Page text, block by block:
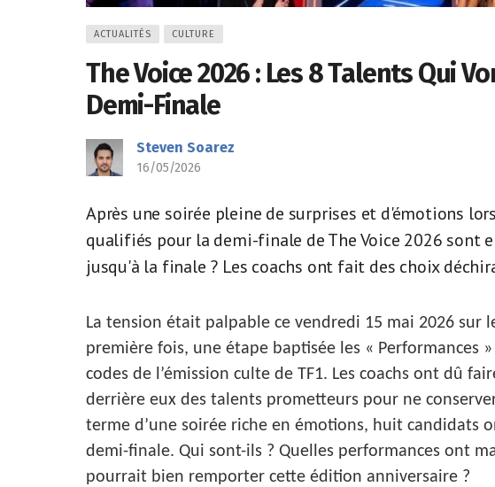
ACTUALITÉS CULTURE
The Voice 2026 : Les 8 Talents Qui
Demi-Finale
Steven Soarez
16/05/2026
Après une soirée pleine de surprises et d'émotions
qualifiés pour la demi-finale de The Voice 2026 sont
jusqu'à la finale ? Les coachs ont fait des choix
La tension était palpable ce vendredi 15 mai 2026 sur
première fois, une étape baptisée les « Performances
codes de l’émission culte de TF1. Les coachs ont dû
derrière eux des talents prometteurs pour ne
terme d’une soirée riche en émotions, huit candidats
demi-finale. Qui sont-ils ? Quelles performances ont
pourrait bien remporter cette édition anniversaire ?